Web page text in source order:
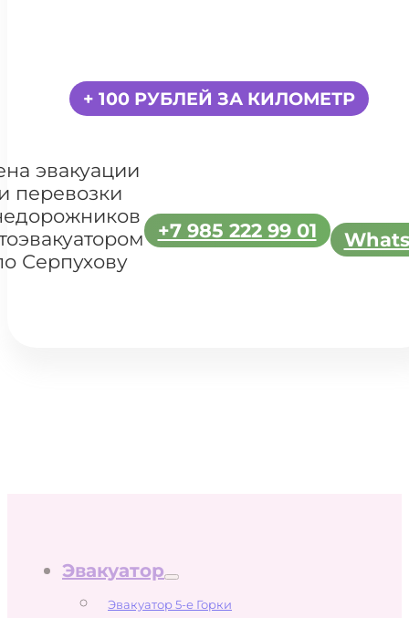
+ 100 РУБЛЕЙ ЗА КИЛОМЕТР
эвакуации
перевозки
Серпухову
+7 985 222 99 01
Эвакуатор
Эвакуатор 5-е Горки